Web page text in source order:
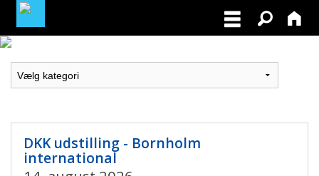
MEDLEMSLOGIN
DKK udstilling - Bornholm
international